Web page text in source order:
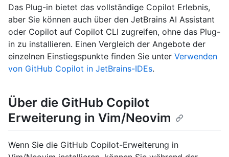
Das Plug-in bietet das vollständige Copilot Erlebnis,
aber Sie können auch über den JetBrains AI Assistant
oder Copilot auf Copilot CLI zugreifen, ohne das Plug-
in zu installieren. Einen Vergleich der Angebote der
einzelnen Einstiegspunkte finden Sie unter Verwenden
von GitHub Copilot in JetBrains-IDEs.
Über die GitHub Copilot
Erweiterung in Vim/Neovim
Wenn Sie die GitHub Copilot-Erweiterung in